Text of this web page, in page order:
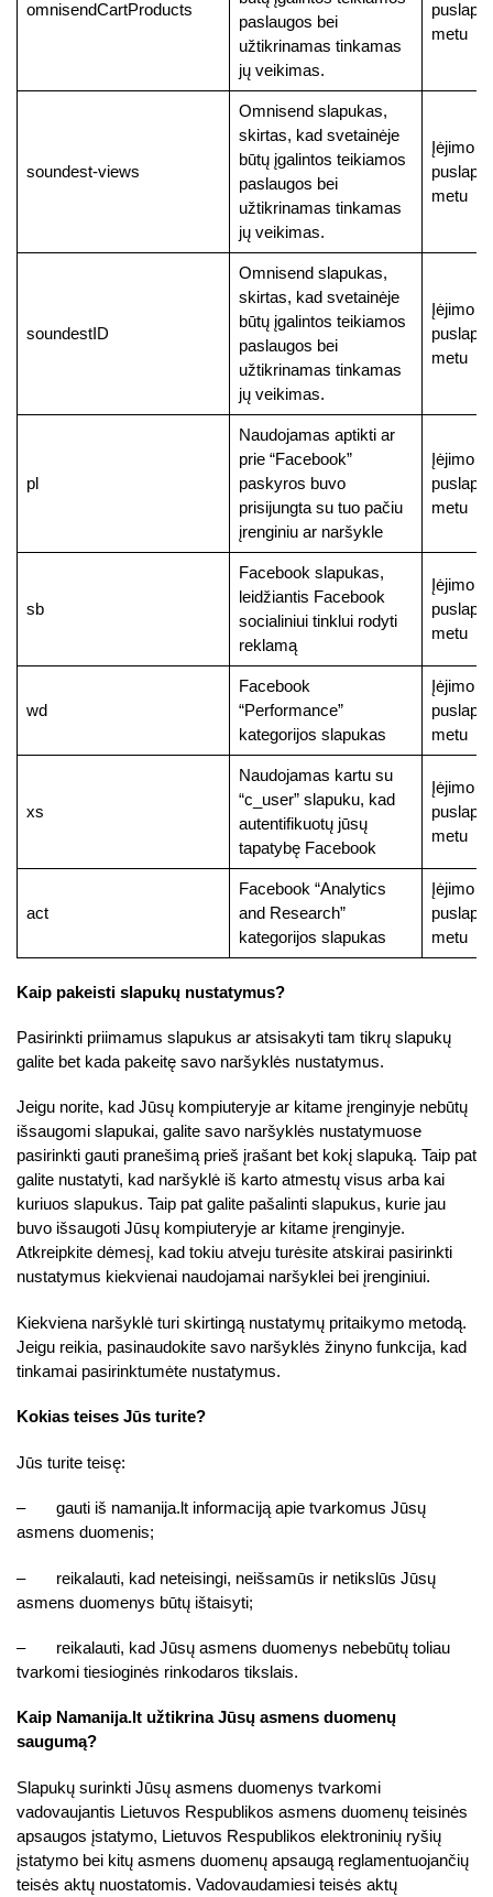
omnisendCartProducts
paslaugos bei
užtikrinamas tinkamas
jų veikimas.
puslapį
metu
soundest-views
Omnisend slapukas,
skirtas, kad svetainėje
būtų įgalintos teikiamos
paslaugos bei
užtikrinamas tinkamas
jų veikimas.
Įėjimo į
puslapį
metu
soundestID
Omnisend slapukas,
skirtas, kad svetainėje
būtų įgalintos teikiamos
paslaugos bei
užtikrinamas tinkamas
jų veikimas.
Įėjimo į
puslapį
metu
pl
Naudojamas aptikti ar
prie “Facebook”
paskyros buvo
prisijungta su tuo pačiu
įrenginiu ar naršykle
Įėjimo į
puslapį
metu
sb
Facebook slapukas,
leidžiantis Facebook
socialiniui tinklui rodyti
reklamą
Įėjimo į
puslapį
metu
wd
Facebook
“Performance”
kategorijos slapukas
Įėjimo į
puslapį
metu
xs
Naudojamas kartu su
“c_user” slapuku, kad
autentifikuotų jūsų
tapatybę Facebook
Įėjimo į
puslapį
metu
act
Facebook “Analytics
and Research”
kategorijos slapukas
Įėjimo į
puslapį
metu
Kaip pakeisti slapukų nustatymus?
Pasirinkti priimamus slapukus ar atsisakyti tam tikrų slapukų
galite bet kada pakeitę savo naršyklės nustatymus.
Jeigu norite, kad Jūsų kompiuteryje ar kitame įrenginyje nebūtų
išsaugomi slapukai, galite savo naršyklės nustatymuose
pasirinkti gauti pranešimą prieš įrašant bet kokį slapuką. Taip pat
galite nustatyti, kad naršyklė iš karto atmestų visus arba kai
kuriuos slapukus. Taip pat galite pašalinti slapukus, kurie jau
buvo išsaugoti Jūsų kompiuteryje ar kitame įrenginyje.
Atkreipkite dėmesį, kad tokiu atveju turėsite atskirai pasirinkti
nustatymus kiekvienai naudojamai naršyklei bei įrenginiui.
Kiekviena naršyklė turi skirtingą nustatymų pritaikymo metodą.
Jeigu reikia, pasinaudokite savo naršyklės žinyno funkcija, kad
tinkamai pasirinktumėte nustatymus.
Kokias teises Jūs turite?
Jūs turite teisę:
– gauti iš namanija.lt informaciją apie tvarkomus Jūsų
asmens duomenis;
– reikalauti, kad neteisingi, neišsamūs ir netikslūs Jūsų
asmens duomenys būtų ištaisyti;
– reikalauti, kad Jūsų asmens duomenys nebebūtų toliau
tvarkomi tiesioginės rinkodaros tikslais.
Kaip Namanija.lt užtikrina Jūsų asmens duomenų
saugumą?
Slapukų surinkti Jūsų asmens duomenys tvarkomi
vadovaujantis Lietuvos Respublikos asmens duomenų teisinės
apsaugos įstatymo, Lietuvos Respublikos elektroninių ryšių
įstatymo bei kitų asmens duomenų apsaugą reglamentuojančių
teisės aktų nuostatomis. Vadovaudamiesi teisės aktų